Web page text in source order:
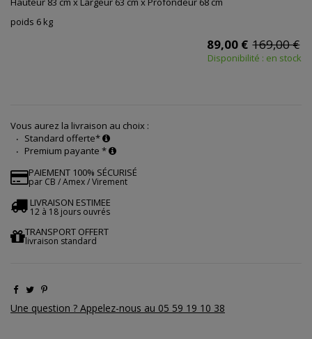
poids 6 kg
89,00 € 169,00 €
Disponibilité : en stock
Vous aurez la livraison au choix :
Standard offerte*
Premium payante *
PAIEMENT 100% SÉCURISÉ
par CB / Amex / Virement
LIVRAISON ESTIMEE
12 à 18 jours ouvrés
TRANSPORT OFFERT
livraison standard
Une question ? Appelez-nous au 05 59 19 10 38